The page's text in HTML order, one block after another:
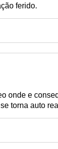
ferido.
onde e
torna auto